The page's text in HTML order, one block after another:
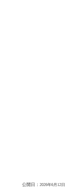
公開日： 2026年6月12日